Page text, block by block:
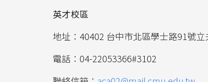
英才校區
地址：40402 台中市北區學士路91號
電話：04-22053366#3102